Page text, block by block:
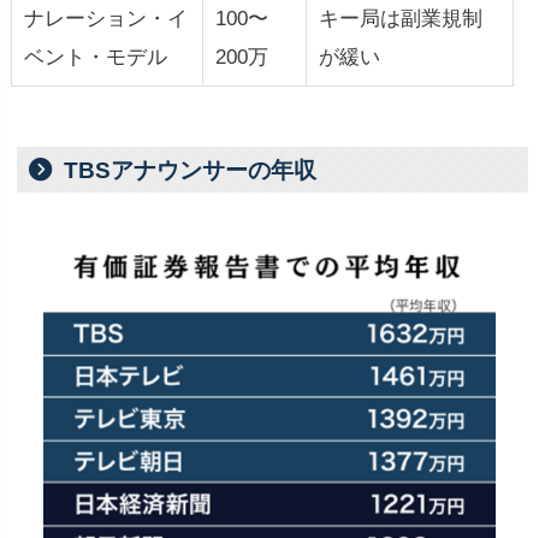
ナレーション・イ
ベント・モデル
100〜
200万
キー局は副業規制
が緩い
TBSアナウンサーの年収